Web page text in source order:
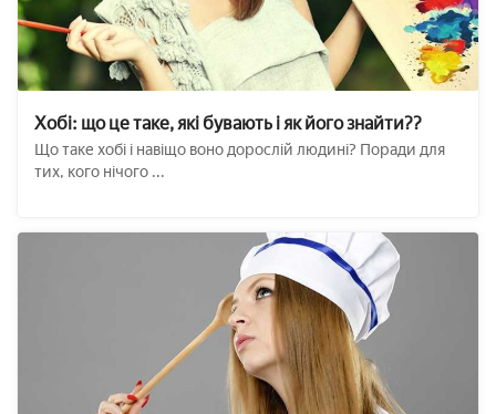
Хобі: що це таке, які бувають і як його знайти??
Що таке хобі і навіщо воно дорослій людині? Поради для
тих, кого нічого ...